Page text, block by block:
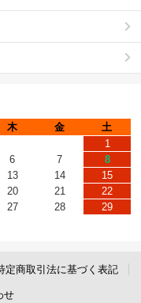
木 金
土
1
6 7
8
13 14
15
20 21
22
27 28
29
定商取引法に基づく表記
せ